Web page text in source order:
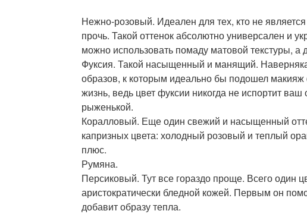
Нежно-розовый. Идеален для тех, кто не
прочь. Такой оттенок абсолютно универсален и
можно использовать помаду матовой текстуры, а
Фуксия. Такой насыщенный и манящий.
образов, к которым идеально бы подошел макияж
жизнь, ведь цвет фуксии никогда не испортит
рыженькой.
Коралловый. Еще один свежий и насыщенный
капризных цвета: холодный розовый и теплый
плюс.
Румяна.
Персиковый. Тут все гораздо проще. Всего один
аристократически бледной кожей. Первым он
добавит образу тепла.